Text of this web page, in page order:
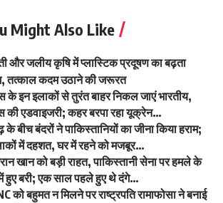
Might Also Like
और जलीय कृषि में प्लास्टिक प्रदूषण का बढ़ता
तत्काल कदम उठाने की जरूरत
के इन इलाकों से तुरंत बाहर निकल जाएं भारतीय,
की एडवाइजरी; कहर बरपा रहा यूक्रेन…
के बीच बंदरों ने पाकिस्तानियों का जीना किया हराम;
में दहशत, घर में रहने को मजबूर…
खान को बड़ी राहत, पाकिस्तानी सेना पर हमले के
हुए बरी; एक साल पहले हुए थे दंगे…
को बहुमत न मिलने पर राष्ट्रपति रामाफोसा ने बनाई